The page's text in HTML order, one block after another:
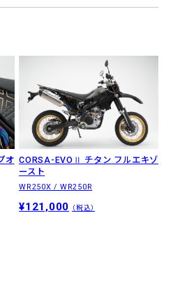
オ CORSA-EVOⅡ チタン フルエキゾ
ースト
WR250X / WR250R
¥121,000 （税込）